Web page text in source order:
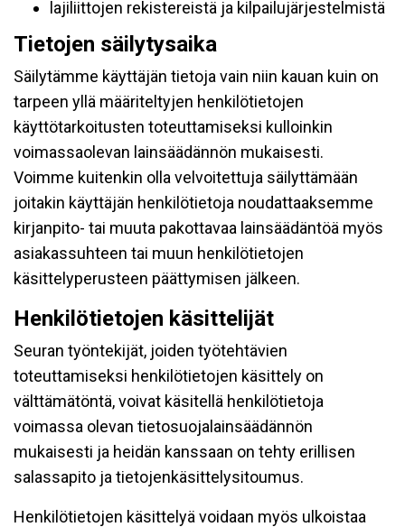
lajiliittojen rekistereistä ja kilpailujärjestelmistä
Tietojen säilytysaika
Säilytämme käyttäjän tietoja vain niin kauan kuin on
tarpeen yllä määriteltyjen henkilötietojen
käyttötarkoitusten toteuttamiseksi kulloinkin
voimassaolevan lainsäädännön mukaisesti.
Voimme kuitenkin olla velvoitettuja säilyttämään
joitakin käyttäjän henkilötietoja noudattaaksemme
kirjanpito- tai muuta pakottavaa lainsäädäntöä myös
asiakassuhteen tai muun henkilötietojen
käsittelyperusteen päättymisen jälkeen.
Henkilötietojen käsittelijät
Seuran työntekijät, joiden työtehtävien
toteuttamiseksi henkilötietojen käsittely on
välttämätöntä, voivat käsitellä henkilötietoja
voimassa olevan tietosuojalainsäädännön
mukaisesti ja heidän kanssaan on tehty erillisen
salassapito ja tietojenkäsittelysitoumus.
Henkilötietojen käsittelyä voidaan myös ulkoistaa